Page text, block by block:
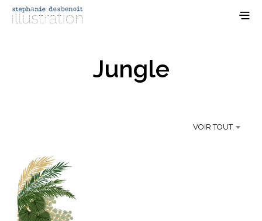
Jungle
VOIR TOUT